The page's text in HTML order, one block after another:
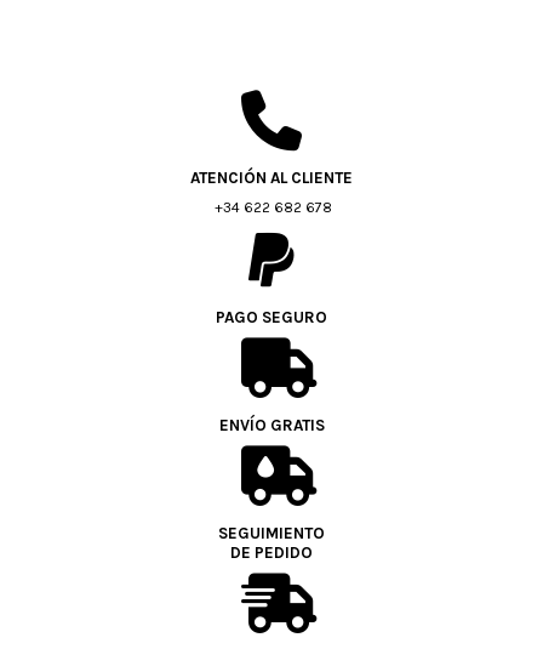
ATENCIÓN AL CLIENTE
+34 622 682 678
PAGO SEGURO
ENVÍO GRATIS
SEGUIMIENTO
DE PEDIDO